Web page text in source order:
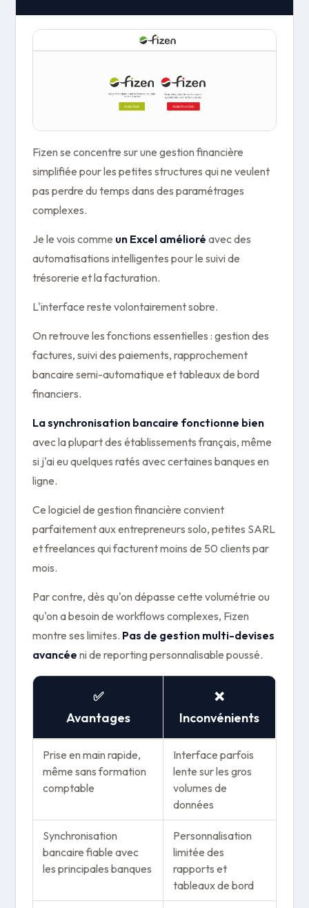
Fizen se concentre sur une gestion financière
simplifiée pour les petites structures qui ne veulent
pas perdre du temps dans des paramétrages
complexes.
Je le vois comme un Excel amélioré avec des
automatisations intelligentes pour le suivi de
trésorerie et la facturation.
L'interface reste volontairement sobre.
On retrouve les fonctions essentielles : gestion des
factures, suivi des paiements, rapprochement
bancaire semi-automatique et tableaux de bord
financiers.
La synchronisation bancaire fonctionne bien
avec la plupart des établissements français, même
si j'ai eu quelques ratés avec certaines banques en
ligne.
Ce logiciel de gestion financière convient
parfaitement aux entrepreneurs solo, petites SARL
et freelances qui facturent moins de 50 clients par
mois.
Par contre, dès qu'on dépasse cette volumétrie ou
qu'on a besoin de workflows complexes, Fizen
montre ses limites. Pas de gestion multi-devises
avancée ni de reporting personnalisable poussé.
✅
Avantages
❌
Inconvénients
Prise en main rapide,
même sans formation
comptable
Interface parfois
lente sur les gros
volumes de
données
Synchronisation
bancaire fiable avec
les principales banques
Personnalisation
limitée des
rapports et
tableaux de bord